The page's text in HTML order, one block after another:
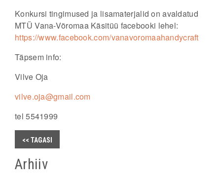
Konkursi tingimused ja lisamaterjalid on avaldatud
MTÜ Vana-Võromaa Käsitüü facebooki lehel:
https://www.facebook.com/vanavoromaahandycraft
Täpsem info:
Vilve Oja
vilve.oja@gmail.com
tel 5541999
<< TAGASI
Arhiiv